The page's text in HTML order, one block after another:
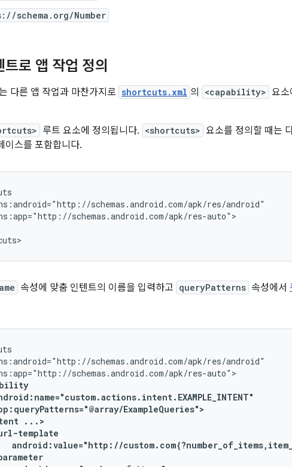
schema.org/Number
트로 앱 작업 정의
다른 앱 작업과 마찬가지로 shortcuts.xml 의 <capability> 요소
루트 요소에 정의됩니다. <shortcuts> 요소를 정의할 때는
이스를 포함합니다.
속성에 맞춤 인텐트의 이름을 입력하고 queryPatterns 속성에서
android:value="http://